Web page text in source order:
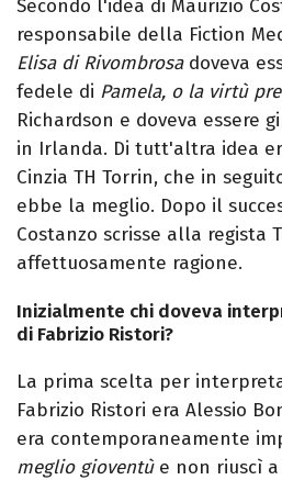
Secondo l'idea di Maurizio
responsabile della Fiction
Elisa di Rivombrosadoveva
fedele di Pamela, o la virtù
Richardson e doveva essere
in Irlanda. Di tutt'altra idea
Cinzia TH Torrin, che in
ebbe la meglio. Dopo il
Costanzo scrisse alla regista
affettuosamente ragione.
Inizialmente chi doveva
di Fabrizio Ristori?
La prima scelta per
Fabrizio Ristori era Alessio
era contemporaneamente
meglio gioventùe non riuscì a